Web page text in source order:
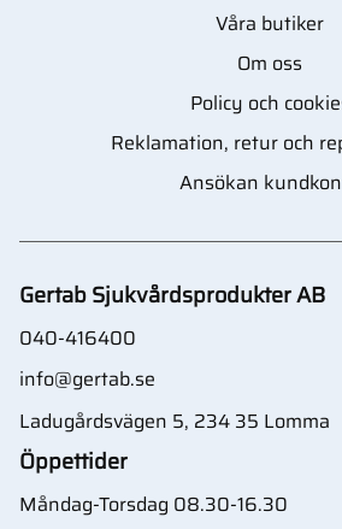
Våra butiker
Om oss
Policy och
Reklamation, retur och
Ansökan
Gertab Sjukvårdsprodukter AB
040-416400
info@gertab.se
Ladugårdsvägen 5, 234 35 Lomma
Öppettider
Måndag-Torsdag 08.30-16.30